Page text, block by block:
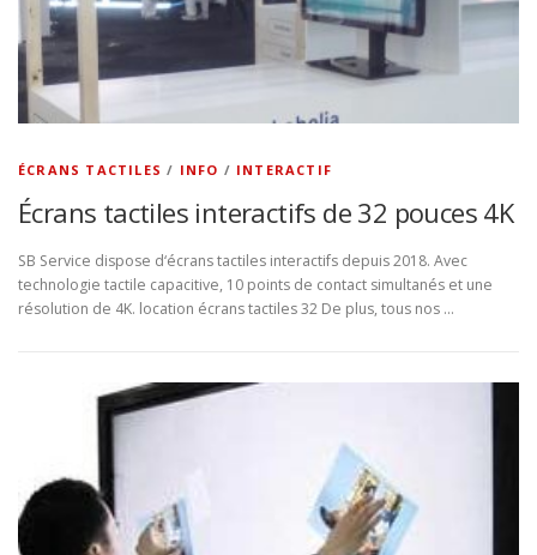
ÉCRANS TACTILES / INFO / INTERACTIF
Écrans tactiles interactifs de 32 pouces 4K
SB Service dispose d‘écrans tactiles interactifs depuis 2018. Avec
technologie tactile capacitive, 10 points de contact simultanés et une
résolution de 4K. location écrans tactiles 32 De plus, tous nos …